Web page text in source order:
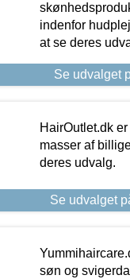
indenfor
at se deres
Se udvalget
HairOutlet.dk
masser af
deres udvalg.
Se udvalget
søn og